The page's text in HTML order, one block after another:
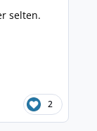
selten.
2